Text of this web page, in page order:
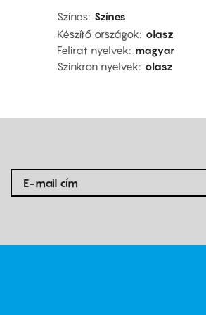
Színes Színes
Készítő országok
olasz
Felirat nyelvek
magyar
Szinkron nyelvek
olasz